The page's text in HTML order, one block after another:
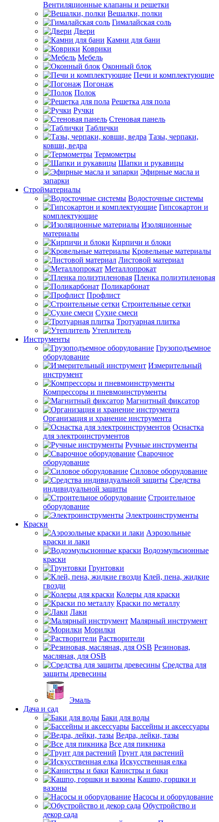
Вентиляционные клапаны и решетки
Вешалки, полки
Гималайская соль
Двери
Камни для бани
Коврики
Мебель
Оконный блок
Печи и комплектующие
Погонаж
Полок
Решетка для пола
Ручки
Стеновая панель
Таблички
Тазы, черпаки,
ковши, ведра
Термометры
Шапки и рукавицы
Эфирные масла и
запарки
Стройматериалы
Водосточные системы
Гипсокартон и
комплектующие
Изоляционные
материалы
Кирпичи и блоки
Кровельные материалы
Листовой материал
Металлопрокат
Пленка полиэтиленовая
Поликарбонат
Профлист
Строительные сетки
Сухие смеси
Тротуарная плитка
Утеплитель
Инструменты
Грузоподъемное
оборудование
Измерительный
инструмент
Компрессоры и пневмоинструменты
Магнитный фиксатор
Организация и хранение инструмента
Оснастка
для электроинструментов
Ручные инструменты
Сварочное
оборудование
Силовое оборудование
Средства
индивидуальной защиты
Строительное
оборудование
Электроинструменты
Краски
Аэрозольные
краски и лаки
Водоэмульсионные
краски
Грунтовки
Клей, пена, жидкие
гвозди
Колеры для краски
Краски по металлу
Лаки
Малярный инструмент
Морилки
Растворители
Резиновая,
масляная, для OSB
Средства для
защиты древесины
Эмаль
Дача и сад
Баки для воды
Бассейны и аксессуары
Ведра, лейки, тазы
Все для пикника
Грунт для растений
Искусственная елка
Канистры и баки
Кашпо, горшки и
вазоны
Насосы и оборудование
Обустройство и
декор сада